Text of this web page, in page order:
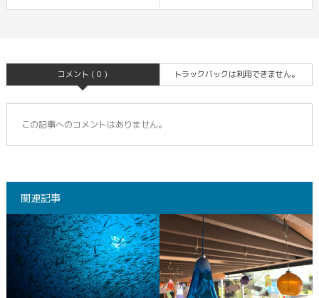
コメント ( 0 ) トラックバックは利用できません。
この記事へのコメントはありません。
関連記事